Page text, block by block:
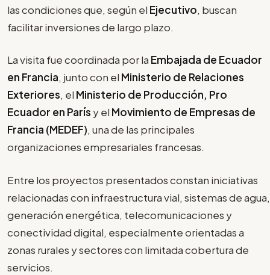
las condiciones que, según el Ejecutivo, buscan
facilitar inversiones de largo plazo.
La visita fue coordinada por la Embajada de Ecuador
en Francia, junto con el Ministerio de Relaciones
Exteriores, el Ministerio de Producción, Pro
Ecuador en París y el Movimiento de Empresas de
Francia (MEDEF), una de las principales
organizaciones empresariales francesas.
Entre los proyectos presentados constan iniciativas
relacionadas con infraestructura vial, sistemas de agua,
generación energética, telecomunicaciones y
conectividad digital, especialmente orientadas a
zonas rurales y sectores con limitada cobertura de
servicios.